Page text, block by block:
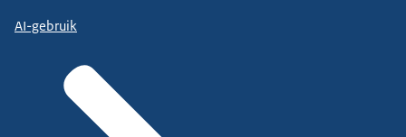
AI-gebruik